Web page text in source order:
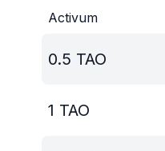
Activum
0.5 TAO
1 TAO